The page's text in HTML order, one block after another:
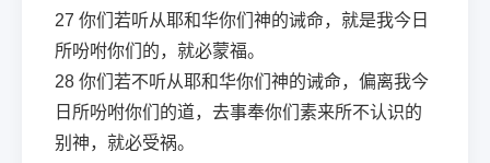
27 你们若听从耶和华你们神的诫命，就是我今日
所吩咐你们的，就必蒙福。
28 你们若不听从耶和华你们神的诫命，偏离我今
日所吩咐你们的道，去事奉你们素来所不认识的
别神，就必受祸。